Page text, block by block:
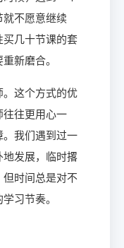
不愿意继续
几十节课的套
新磨合。
这个方式的优
往往更用心一
我们遇到过一
发展，临时撂
时间总是对不
习节奏。